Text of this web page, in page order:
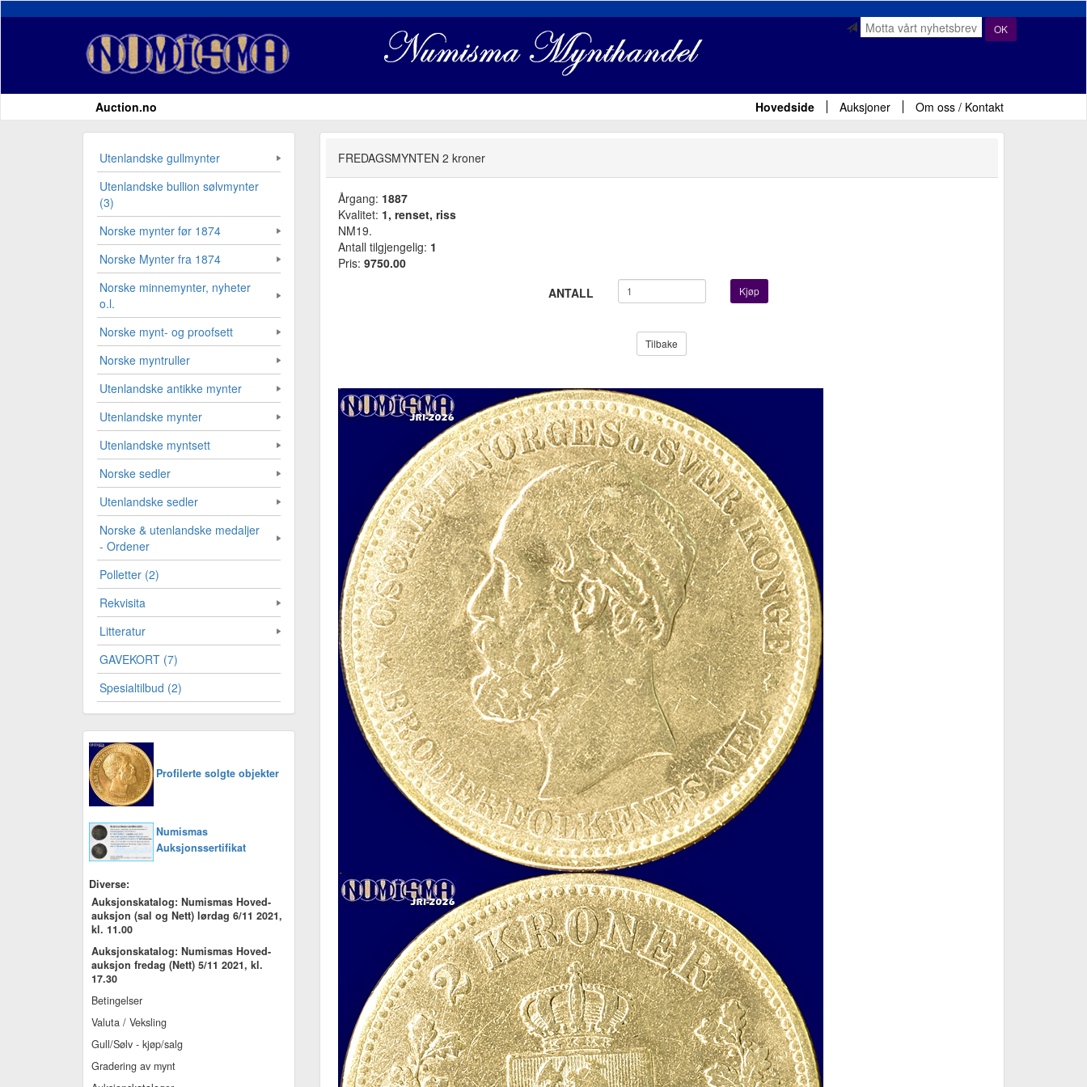
OK
Auction.no Hovedside Auksjoner Om oss / Kontakt
Utenlandske gullmynter
Utenlandske bullion sølvmynter
(3)
Norske mynter før 1874
Norske Mynter fra 1874
Norske minnemynter, nyheter
o.l.
Norske mynt- og proofsett
Norske myntruller
Utenlandske antikke mynter
Utenlandske mynter
Utenlandske myntsett
Norske sedler
Utenlandske sedler
Norske & utenlandske medaljer
- Ordener
Polletter (2)
Rekvisita
Litteratur
GAVEKORT (7)
Spesialtilbud (2)
Profilerte solgte objekter
Numismas
Auksjonssertifikat
Diverse:
Auksjonskatalog: Numismas Hoved-
auksjon (sal og Nett) lørdag 6/11 2021,
kl. 11.00
Auksjonskatalog: Numismas Hoved-
auksjon fredag (Nett) 5/11 2021, kl.
17.30
Betingelser
Valuta / Veksling
Gull/Sølv - kjøp/salg
Gradering av mynt
FREDAGSMYNTEN 2 kroner
Årgang: 1887
Kvalitet: 1, renset, riss
NM19.
Antall tilgjengelig: 1
Pris: 9750.00
ANTALL
Kjøp
Tilbake